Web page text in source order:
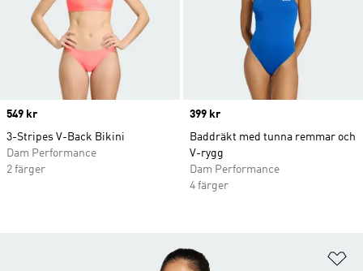
Price
549 kr
3-Stripes V-Back Bikini
Dam Performance
2 färger
Price
399 kr
Baddräkt med tunna remmar och
V-rygg
Dam Performance
4 färger